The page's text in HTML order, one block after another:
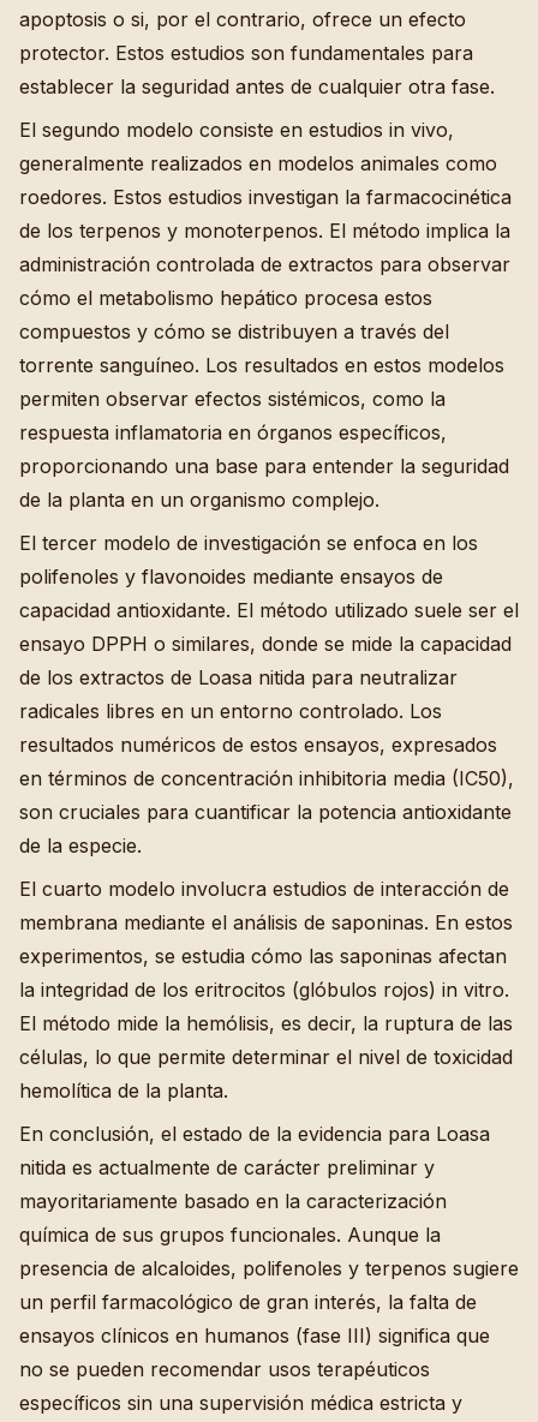
apoptosis o si, por el contrario, ofrece un efecto
protector. Estos estudios son fundamentales para
establecer la seguridad antes de cualquier otra fase.
El segundo modelo consiste en estudios in vivo,
generalmente realizados en modelos animales como
roedores. Estos estudios investigan la farmacocinética
de los terpenos y monoterpenos. El método implica la
administración controlada de extractos para observar
cómo el metabolismo hepático procesa estos
compuestos y cómo se distribuyen a través del
torrente sanguíneo. Los resultados en estos modelos
permiten observar efectos sistémicos, como la
respuesta inflamatoria en órganos específicos,
proporcionando una base para entender la seguridad
de la planta en un organismo complejo.
El tercer modelo de investigación se enfoca en los
polifenoles y flavonoides mediante ensayos de
capacidad antioxidante. El método utilizado suele ser el
ensayo DPPH o similares, donde se mide la capacidad
de los extractos de Loasa nitida para neutralizar
radicales libres en un entorno controlado. Los
resultados numéricos de estos ensayos, expresados
en términos de concentración inhibitoria media (IC50),
son cruciales para cuantificar la potencia antioxidante
de la especie.
El cuarto modelo involucra estudios de interacción de
membrana mediante el análisis de saponinas. En estos
experimentos, se estudia cómo las saponinas afectan
la integridad de los eritrocitos (glóbulos rojos) in vitro.
El método mide la hemólisis, es decir, la ruptura de las
células, lo que permite determinar el nivel de toxicidad
hemolítica de la planta.
En conclusión, el estado de la evidencia para Loasa
nitida es actualmente de carácter preliminar y
mayoritariamente basado en la caracterización
química de sus grupos funcionales. Aunque la
presencia de alcaloides, polifenoles y terpenos sugiere
un perfil farmacológico de gran interés, la falta de
ensayos clínicos en humanos (fase III) significa que
no se pueden recomendar usos terapéuticos
específicos sin una supervisión médica estricta y